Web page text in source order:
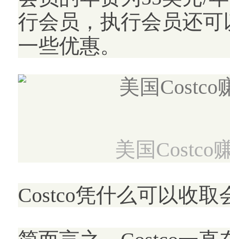
行会员，执行会员还
一些优惠。
美国Costco
Costco凭什么可以收